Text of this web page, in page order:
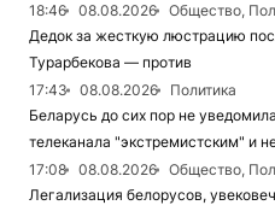
18:46
08.08.2026
Общество,
Дедок за жесткую люстрацию
Турарбекова — против
17:43
08.08.2026
Политика
Беларусь до сих пор не
телеканала "экстремистским" и
17:08
08.08.2026
Общество,
Легализация белорусов,